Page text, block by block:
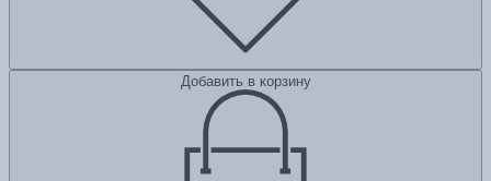
Добавить в корзину